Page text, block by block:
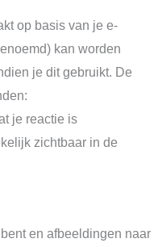
op basis van je e-
kan worden
je dit gebruikt. De
je reactie is
zichtbaar in de
en afbeeldingen naar